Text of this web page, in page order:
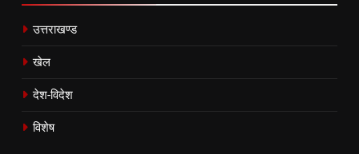
उत्तराखण्ड
खेल
देश-विदेश
विशेष